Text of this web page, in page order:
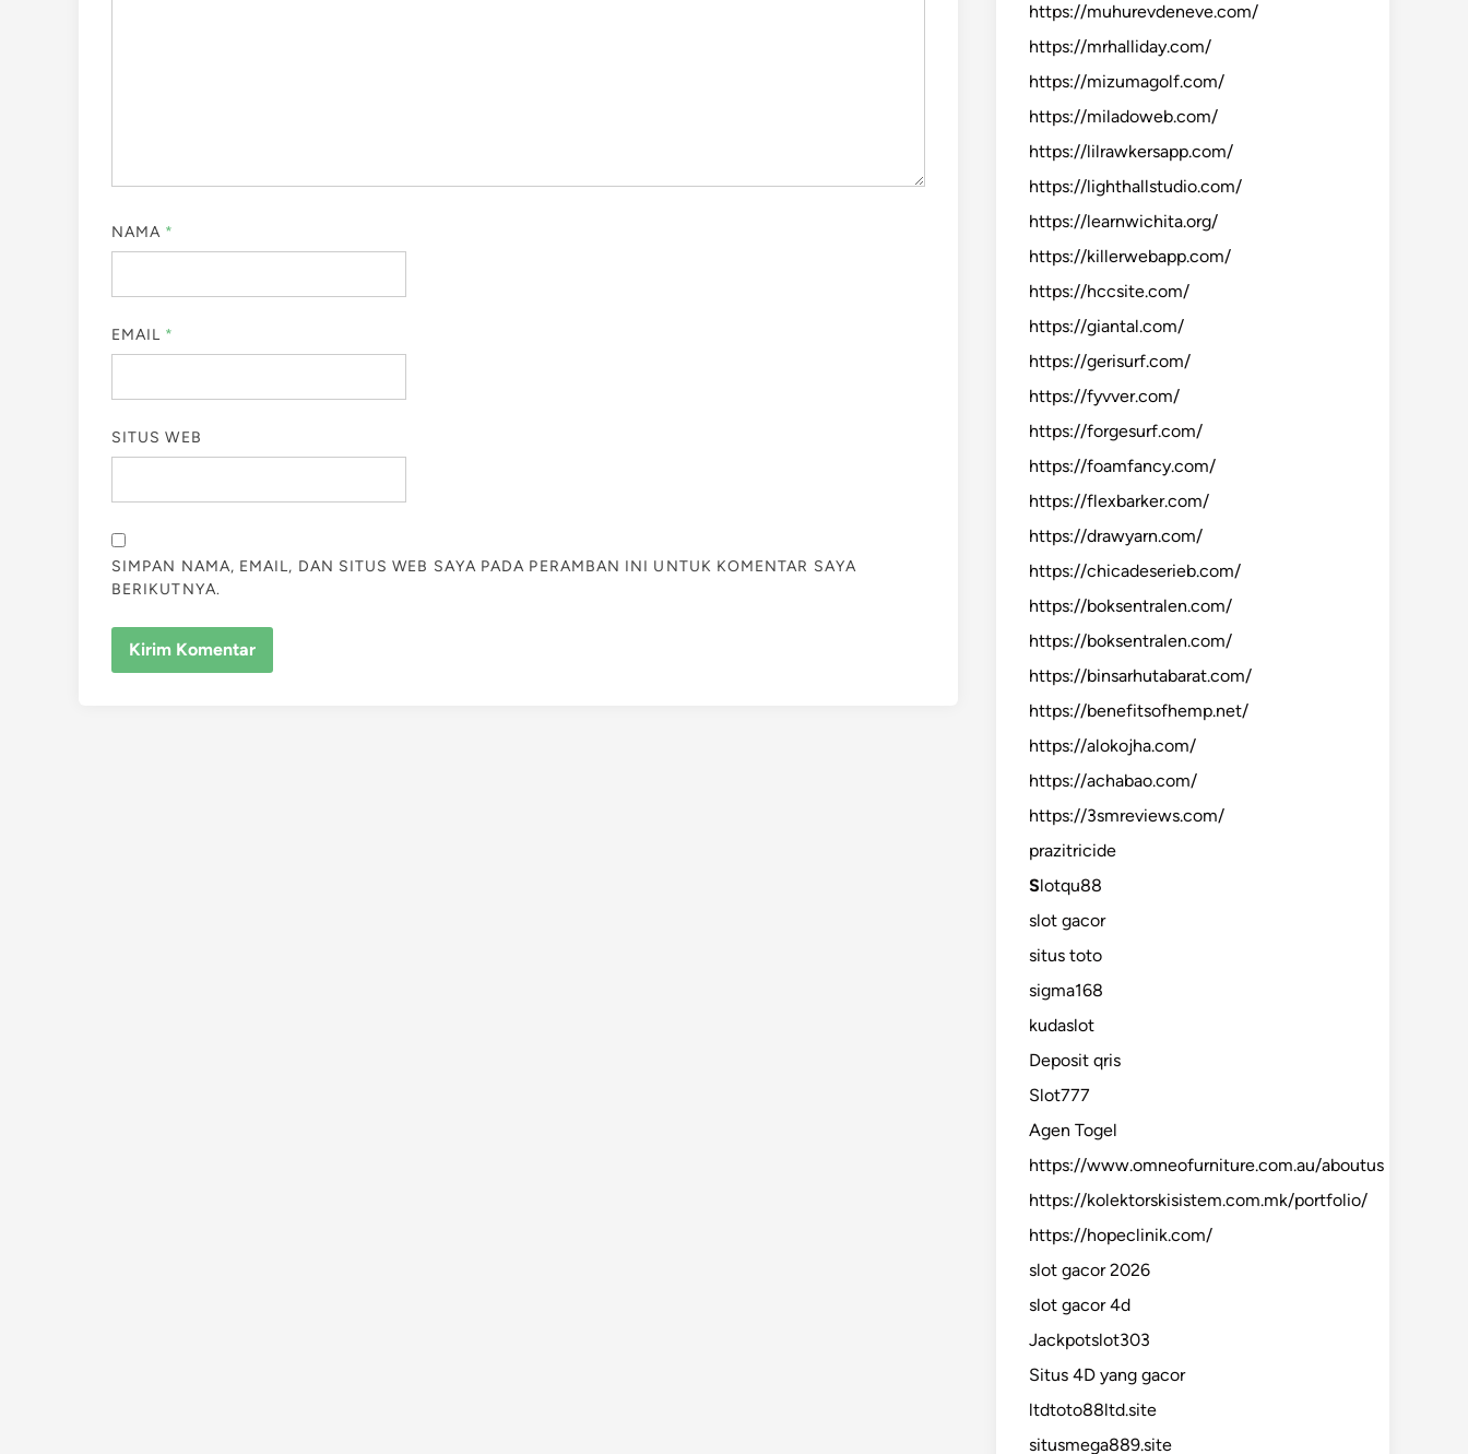
NAMA *
EMAIL *
SITUS WEB
SIMPAN NAMA, EMAIL, DAN SITUS WEB SAYA PADA PERAMBAN INI UNTUK KOMENTAR SAYA
BERIKUTNYA.
https://muhurevdeneve.com/
https://mrhalliday.com/
https://mizumagolf.com/
https://miladoweb.com/
https://lilrawkersapp.com/
https://lighthallstudio.com/
https://learnwichita.org/
https://killerwebapp.com/
https://hccsite.com/
https://giantal.com/
https://gerisurf.com/
https://fyvver.com/
https://forgesurf.com/
https://foamfancy.com/
https://flexbarker.com/
https://drawyarn.com/
https://chicadeserieb.com/
https://boksentralen.com/
https://boksentralen.com/
https://binsarhutabarat.com/
https://benefitsofhemp.net/
https://alokojha.com/
https://achabao.com/
https://3smreviews.com/
prazitricide
Slotqu88
slot gacor
situs toto
sigma168
kudaslot
Deposit qris
Slot777
Agen Togel
https://www.omneofurniture.com.au/aboutus
https://kolektorskisistem.com.mk/portfolio/
https://hopeclinik.com/
slot gacor 2026
slot gacor 4d
Jackpotslot303
Situs 4D yang gacor
ltdtoto88ltd.site
situsmega889.site